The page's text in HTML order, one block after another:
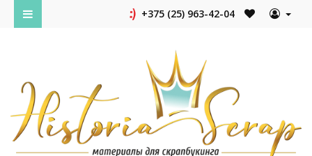
+375 (25) 963-42-04